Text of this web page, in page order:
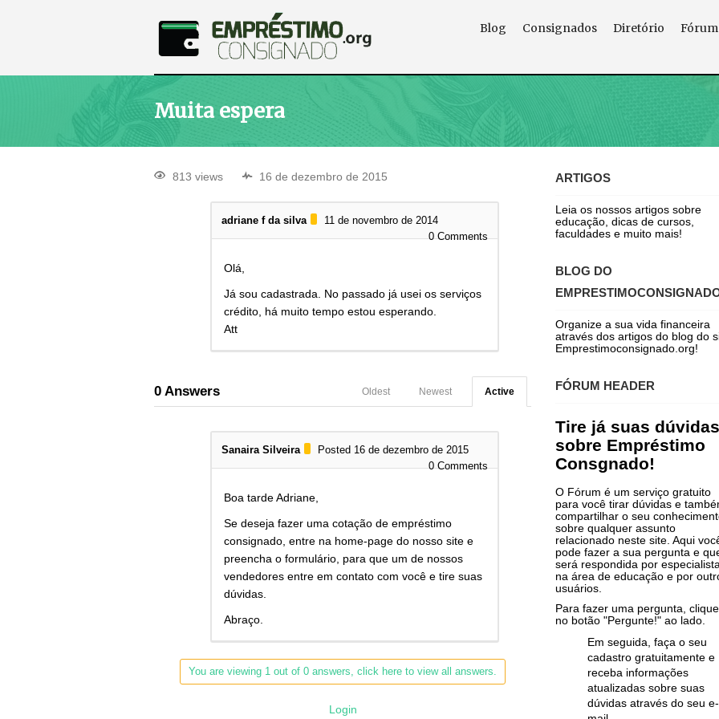
Blog Consignados Diretório Fórum
Muita espera
813 views 16 de dezembro de 2015
adriane f da silva
11 de novembro de 2014
0Comments
Olá,
Já sou cadastrada. No passado já usei os serviços
crédito, há muito tempo estou esperando.
Att
0 Answers Active
Newest
Oldest
Sanaira Silveira
Posted 16 de dezembro de 2015
0Comments
Boa tarde Adriane,
Se deseja fazer uma cotação de empréstimo
consignado, entre na home-page do nosso site e
preencha o formulário, para que um de nossos
vendedores entre em contato com você e tire suas
dúvidas.
Abraço.
You are viewing 1 out of 0 answers, click here to view all answers.
Login
ARTIGOS
Leia os nossos artigos sobre
educação, dicas de cursos,
faculdades e muito mais!
BLOG DO
Organize a sua vida financeira
através dos artigos do blog do
Emprestimoconsignado.org!
FÓRUM HEADER
Tire já suas dúvidas
sobre Empréstimo
Consgnado!
O Fórum é um serviço gratuito
para você tirar dúvidas e
compartilhar o seu
sobre qualquer assunto
relacionado neste site. Aqui
pode fazer a sua pergunta e
será respondida por
na área de educação e por
usuários.
Para fazer uma pergunta, clique
no botão "Pergunte!" ao lado.
Em seguida, faça o seu
cadastro gratuitamente e
receba informações
atualizadas sobre suas
dúvidas através do seu e-